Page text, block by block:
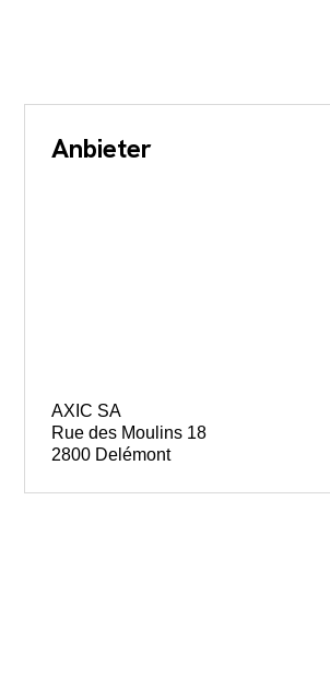
Anbieter
AXIC SA
Rue des Moulins 18
2800 Delémont